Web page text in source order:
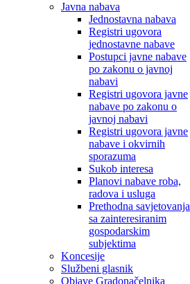
Javna nabava
Jednostavna nabava
Registri ugovora
jednostavne nabave
Postupci javne nabave
po zakonu o javnoj
nabavi
Registri ugovora javne
nabave po zakonu o
javnoj nabavi
Registri ugovora javne
nabave i okvirnih
sporazuma
Sukob interesa
Planovi nabave roba,
radova i usluga
Prethodna savjetovanja
sa zainteresiranim
gospodarskim
subjektima
Koncesije
Službeni glasnik
Objave Gradonačelnika